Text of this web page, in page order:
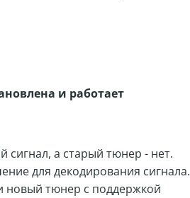
и работает
сигнал, а старый тюнер - нет.
для декодирования сигнала.
новый тюнер с поддержкой